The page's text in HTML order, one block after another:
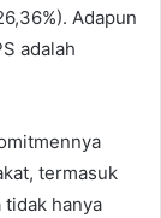
Adapun
adalah
termasuk
tidak hanya